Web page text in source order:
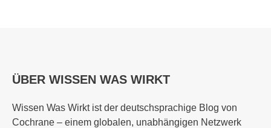
ÜBER WISSEN WAS WIRKT
Wissen Was Wirkt ist der deutschsprachige Blog von
Cochrane – einem globalen, unabhängigen Netzwerk